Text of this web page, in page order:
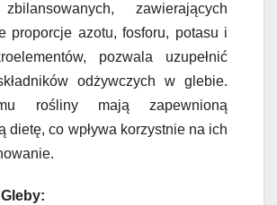
zawierających
proporcje azotu, fosforu, potasu i
pozwala uzupełnić
odżywczych w glebie.
rośliny mają zapewnioną
dietę, co wpływa korzystnie na ich